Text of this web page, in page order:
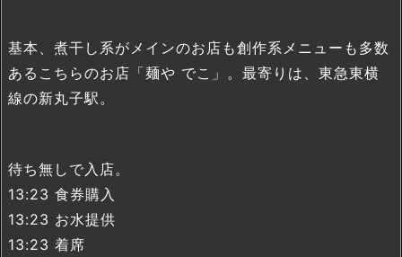
基本、煮干し系がメインのお店も創作系メニューも多数
あるこちらのお店「麺や でこ」。最寄りは、東急東横
線の新丸子駅。
待ち無しで入店。
13:23 食券購入
13:23 お水提供
13:23 着席